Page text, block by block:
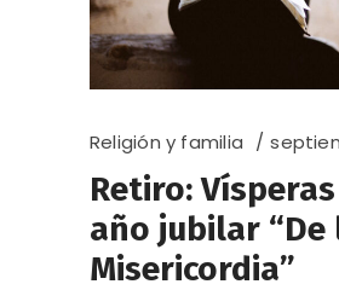
Religión y familia
Retiro:
año jubilar “De
Misericordia”